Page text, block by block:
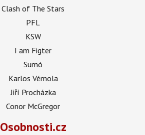
Clash of The Stars
PFL
KSW
I am Figter
Sumó
Karlos Vémola
Jiří Procházka
Conor McGregor
Osobnosti.cz